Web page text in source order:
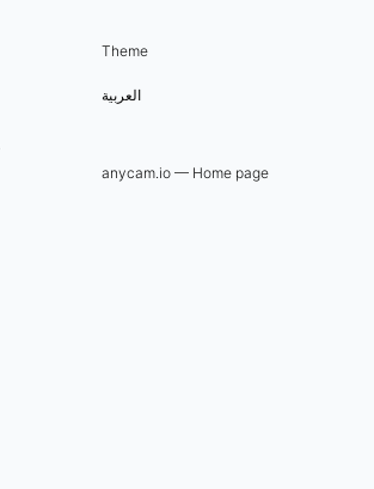
Theme
العربية
anycam.io — Home page